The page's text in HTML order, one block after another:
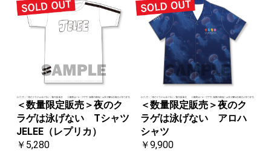
＜数量限定販売＞夜のク
ラゲは泳げない Tシャツ
JELEE（レプリカ）
￥5,280
＜数量限定販売＞夜のク
ラゲは泳げない アロハ
シャツ
￥9,900